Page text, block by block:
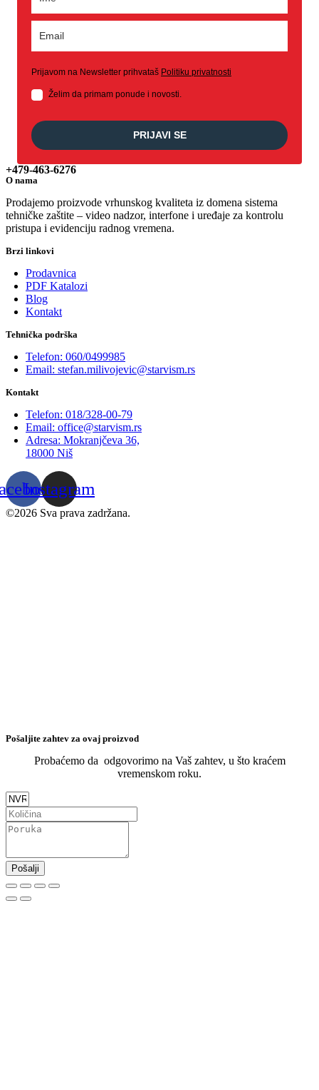
Prijavom na Newsletter prihvataš Politiku privatnosti
Želim da primam ponude i novosti.
PRIJAVI SE
+479-463-6276
O nama
Prodajemo proizvode vrhunskog kvaliteta iz domena sistema
tehničke zaštite – video nadzor, interfone i uređaje za kontrolu
pristupa i evidenciju radnog vremena.
Brzi linkovi
Prodavnica
PDF Katalozi
Blog
Kontakt
Tehnička podrška
Telefon: 060/0499985
Email: stefan.milivojevic@starvism.rs
Kontakt
Telefon: 018/328-00-79
Email: office@starvism.rs
Adresa: Mokranjčeva 36,
18000 Niš
Instagram
©2026 Sva prava zadržana.
Pošaljite zahtev za ovaj proizvod
Probaćemo da odgovorimo na Vaš zahtev, u što kraćem
vremenskom roku.
Pošalji